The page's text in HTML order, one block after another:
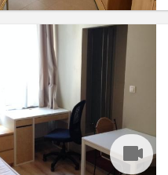
Info
€
125 €
12 months
No